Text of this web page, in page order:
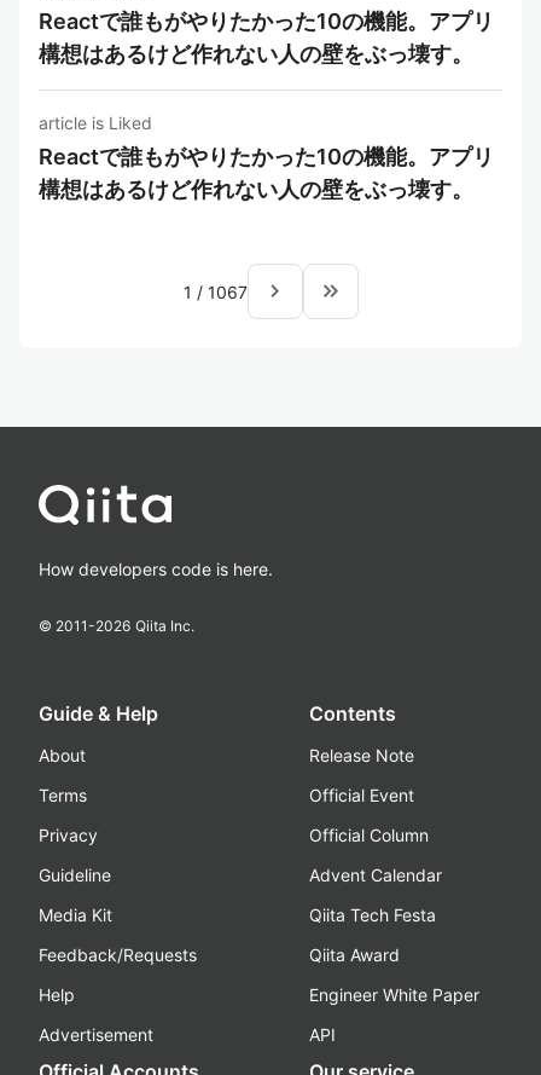
Reactで誰もがやりたかった10の機能。アプリ
構想はあるけど作れない人の壁をぶっ壊す。
article is Liked
Reactで誰もがやりたかった10の機能。アプリ
構想はあるけど作れない人の壁をぶっ壊す。
1 / 1067 navigate_next keyboard_double_arrow_right
How developers code is here.
© 2011-2026 Qiita Inc.
Guide & Help
About
Terms
Privacy
Guideline
Media Kit
Feedback/Requests
Help
Advertisement
Contents
Release Note
Official Event
Official Column
Advent Calendar
Qiita Tech Festa
Qiita Award
Engineer White Paper
API